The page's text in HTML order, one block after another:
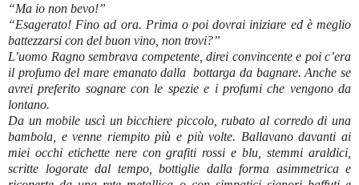
“Ma io non bevo!”
“Esagerato! Fino ad ora. Prima o poi dovrai iniziare ed è meglio
battezzarsi con del buon vino, non trovi?”
L’uomo Ragno sembrava competente, direi convincente e poi c’era
il profumo del mare emanato dalla bottarga da bagnare. Anche se
avrei preferito sognare con le spezie e i profumi che vengono da
lontano.
Da un mobile uscì un bicchiere piccolo, rubato al corredo di una
bambola, e venne riempito più e più volte. Ballavano davanti ai
miei occhi etichette nere con grafiti rossi e blu, stemmi araldici,
scritte logorate dal tempo, bottiglie dalla forma asimmetrica e